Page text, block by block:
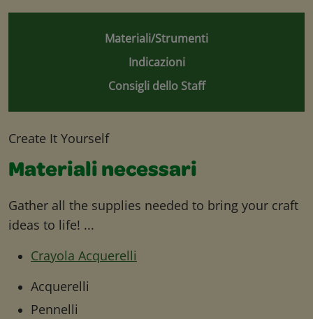
Materiali/Strumenti
Indicazioni
Consigli dello Staff
Create It Yourself
Materiali necessari
Gather all the supplies needed to bring your craft
ideas to life! ...
Crayola Acquerelli
Acquerelli
Pennelli